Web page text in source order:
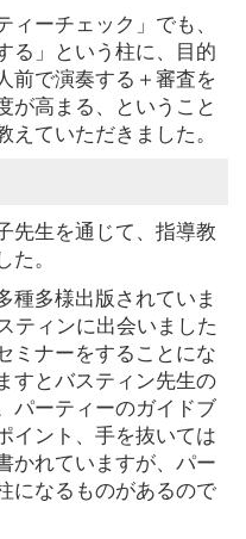
ーチェック」でも、
る」という柱に、目的
前で演奏する＋審査を
が高まる、ということ
ていただきました。
先生を通じて、指導教
。
種多様出版されていま
ティンに出会いました
ミナーをすることにな
すとバスティン先生の
パーティーのガイドブ
イント、手を抜いては
かれていますが、パー
になるものがあるので